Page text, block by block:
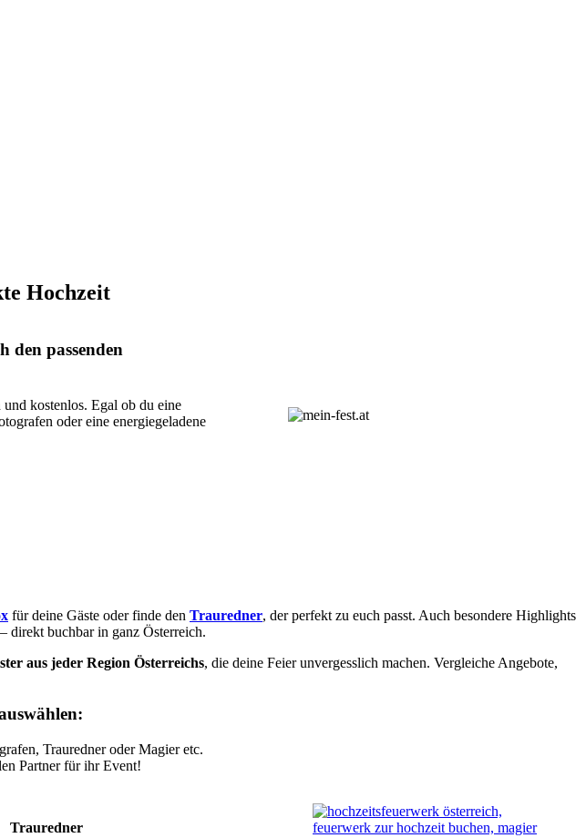
Hochzeit
den passenden
kostenlos. Egal ob du eine
oder eine energiegeladene
für deine Gäste oder finde den Trauredner, der perfekt zu euch passt. Auch besondere Highlights
direkt buchbar in ganz Österreich.
aus jeder Region Österreichs, die deine Feier unvergesslich machen. Vergleiche Angebote,
Trauredner oder Magier etc.
Partner für ihr Event!
Trauredner